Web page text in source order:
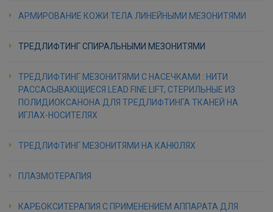
АРМИРОВАНИЕ КОЖИ ТЕЛА ЛИНЕЙНЫМИ МЕЗОНИТЯМИ
ТРЕДЛИФТИНГ СПИРАЛЬНЫМИ МЕЗОНИТЯМИ
ТРЕДЛИФТИНГ МЕЗОНИТЯМИ С НАСЕЧКАМИ : НИТИ
РАССАСЫВАЮЩИЕСЯ LEAD FINE LIFT, СТЕРИЛЬНЫЕ ИЗ
ПОЛИДИОКСАНОНА ДЛЯ ТРЕДЛИФТИНГА ТКАНЕЙ НА
ИГЛАХ-НОСИТЕЛЯХ
ТРЕДЛИФТИНГ МЕЗОНИТЯМИ НА КАНЮЛЯХ
ПЛАЗМОТЕРАПИЯ
КАРБОКСИТЕРАПИЯ С ПРИМЕНЕНИЕМ АППАРАТА ДЛЯ